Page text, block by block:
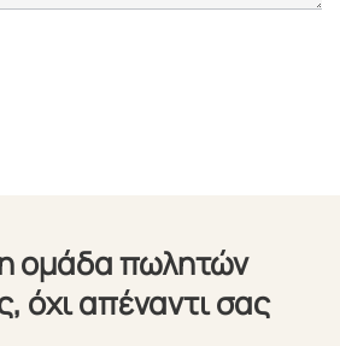
ομάδα πωλητών
όχι απέναντι σας